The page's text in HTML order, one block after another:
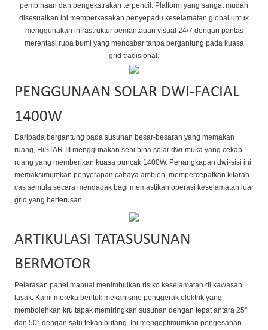
pembinaan dan pengekstrakan terpencil. Platform yang sangat mudah
disesuaikan ini memperkasakan penyepadu keselamatan global untuk
menggunakan infrastruktur pemantauan visual 24/7 dengan pantas
merentasi rupa bumi yang mencabar tanpa bergantung pada kuasa
grid tradisional.
PENGGUNAAN SOLAR DWI-FACIAL
1400W
Daripada bergantung pada susunan besar-besaran yang memakan
ruang, HiSTAR-III menggunakan seni bina solar dwi-muka yang cekap
ruang yang memberikan kuasa puncak 1400W. Penangkapan dwi-sisi ini
memaksimumkan penyerapan cahaya ambien, mempercepatkan kitaran
cas semula secara mendadak bagi memastikan operasi keselamatan luar
grid yang berterusan.
ARTIKULASI TATASUSUNAN
BERMOTOR
Pelarasan panel manual menimbulkan risiko keselamatan di kawasan
lasak. Kami mereka bentuk mekanisme penggerak elektrik yang
membolehkan kru tapak memiringkan susunan dengan tepat antara 25°
dan 50° dengan satu tekan butang. Ini mengoptimumkan pengesanan